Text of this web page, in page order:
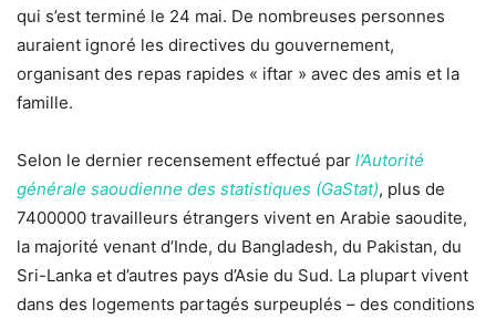
qui s’est terminé le 24 mai. De nombreuses personnes
auraient ignoré les directives du gouvernement,
organisant des repas rapides « iftar » avec des amis et la
famille.
Selon le dernier recensement effectué par l’Autorité
générale saoudienne des statistiques (GaStat), plus de
7400000 travailleurs étrangers vivent en Arabie saoudite,
la majorité venant d’Inde, du Bangladesh, du Pakistan, du
Sri-Lanka et d’autres pays d’Asie du Sud. La plupart vivent
dans des logements partagés surpeuplés – des conditions